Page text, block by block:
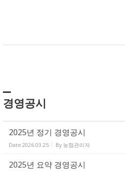
경영공시
2025년 정기 경영공시
Date 2026.03.25 By 농협관리자
2025년 요약 경영공시